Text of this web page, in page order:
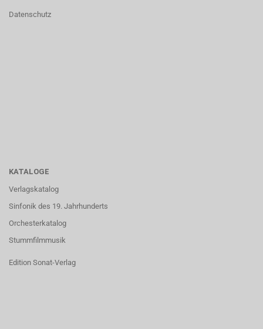
Datenschutz
KATALOGE
Verlagskatalog
Sinfonik des 19. Jahrhunderts
Orchesterkatalog
Stummfilmmusik
Edition Sonat-Verlag